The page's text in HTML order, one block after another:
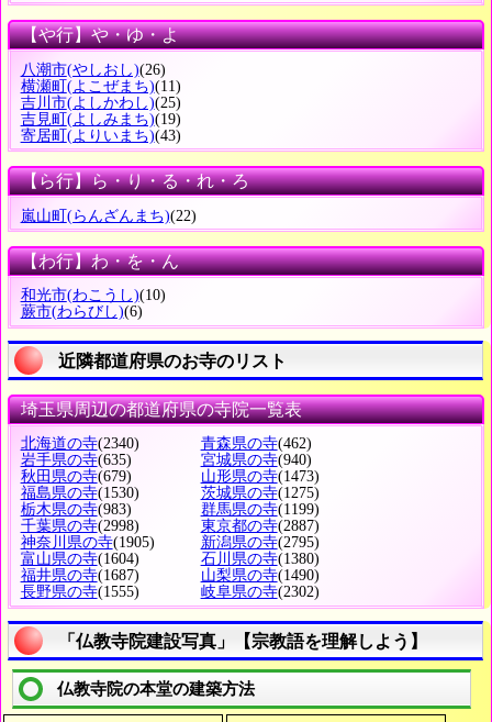
【や行】や・ゆ・よ
八潮市(やしおし)(26)
横瀬町 (よこぜまち)(11)
吉川市(よしかわし)(25)
吉見町 (よしみまち)(19)
寄居町 (よりいまち)(43)
【ら行】ら・り・る・れ・ろ
嵐山町(らんざんまち)(22)
【わ行】わ・を・ん
和光市(わこうし)(10)
蕨市(わらびし)(6)
近隣都道府県のお寺のリスト
埼玉県周辺の都道府県の寺院一覧表
北海道の寺(2340) 青森県の寺(462)
岩手県の寺(635) 宮城県の寺(940)
秋田県の寺(679) 山形県の寺(1473)
福島県の寺(1530) 茨城県の寺(1275)
栃木県の寺(983) 群馬県の寺(1199)
千葉県の寺(2998) 東京都の寺(2887)
神奈川県の寺(1905) 新潟県の寺(2795)
富山県の寺(1604) 石川県の寺(1380)
福井県の寺(1687) 山梨県の寺(1490)
長野県の寺(1555) 岐阜県の寺(2302)
「仏教寺院建設写真」【宗教語を理解しよう】
仏教寺院の本堂の建築方法